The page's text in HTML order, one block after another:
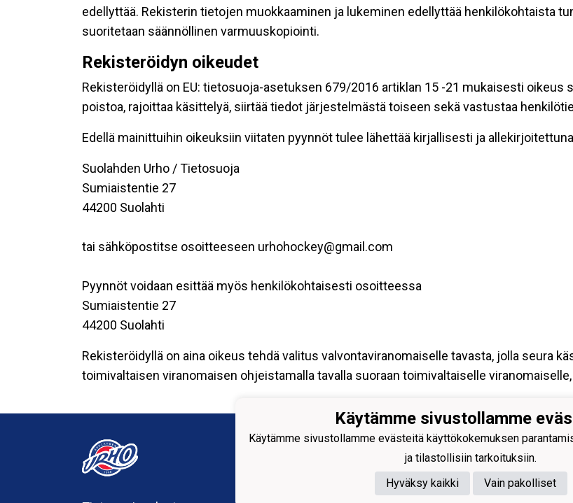
edellyttää. Rekisterin tietojen muokkaaminen ja lukeminen edellyttää henkilökohtaista
suoritetaan säännöllinen varmuuskopiointi.
Rekisteröidyn oikeudet
Rekisteröidyllä on EU: tietosuoja-asetuksen 679/2016 artiklan 15 -21 mukaisesti oikeus
poistoa, rajoittaa käsittelyä, siirtää tiedot järjestelmästä toiseen sekä vastustaa
Edellä mainittuihin oikeuksiin viitaten pyynnöt tulee lähettää kirjallisesti ja
Suolahden Urho / Tietosuoja
Sumiaistentie 27
44200 Suolahti
tai sähköpostitse osoitteeseen urhohockey@gmail.com
Pyynnöt voidaan esittää myös henkilökohtaisesti osoitteessa
Sumiaistentie 27
44200 Suolahti
Rekisteröidyllä on aina oikeus tehdä valitus valvontaviranomaiselle tavasta, jolla seura
toimivaltaisen viranomaisen ohjeistamalla tavalla suoraan toimivaltaiselle
Suolahden Urho
urhohockey@gmail.com
Käytämme sivustollamme
Käytämme sivustollamme evästeitä käyttökokemuksen
ja tilastollisiin tarkoituksiin.
Hyväksy kaikki
Vain pakolliset